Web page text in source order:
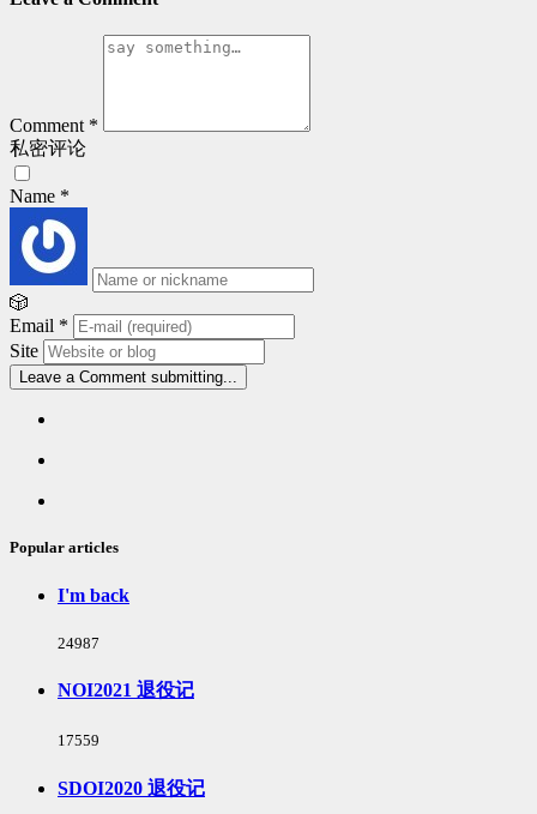
Comment *
私密评论
Name *
🎲
Email *
Site
Leave a Comment submitting...
Popular articles
I'm back
浏
次
24987
NOI2021 退役记
浏
次
数:
17559
SDOI2020 退役记